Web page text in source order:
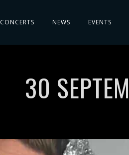
CONCERTS NEWS EVENTS
30